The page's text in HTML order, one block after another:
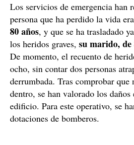
Los servicios de emergencia han
persona que ha perdido la vida
80 años, y que se ha trasladado
los heridos graves, su marido, de
De momento, el recuento de
ocho, sin contar dos personas
derrumbada. Tras comprobar
dentro, se han valorado los daños
edificio. Para este operativo, se
dotaciones de bomberos.